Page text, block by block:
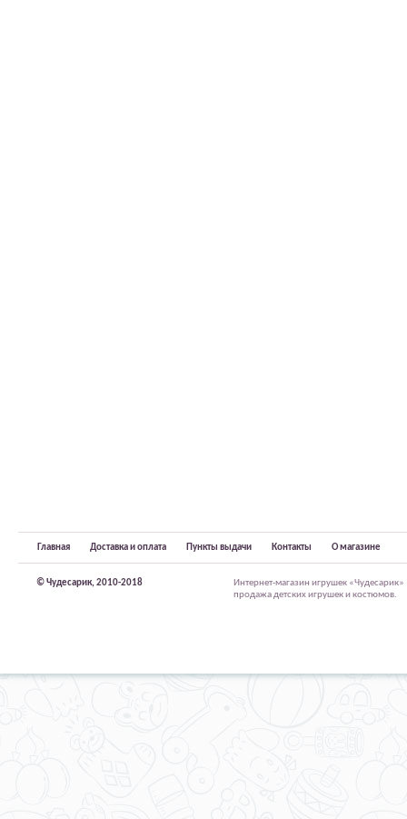
Главная Доставка и оплата Пункты выдачи Контакты О магазине
© Чудесарик, 2010-2018
Интернет-магазин игрушек
продажа детских игрушек и костюмов.